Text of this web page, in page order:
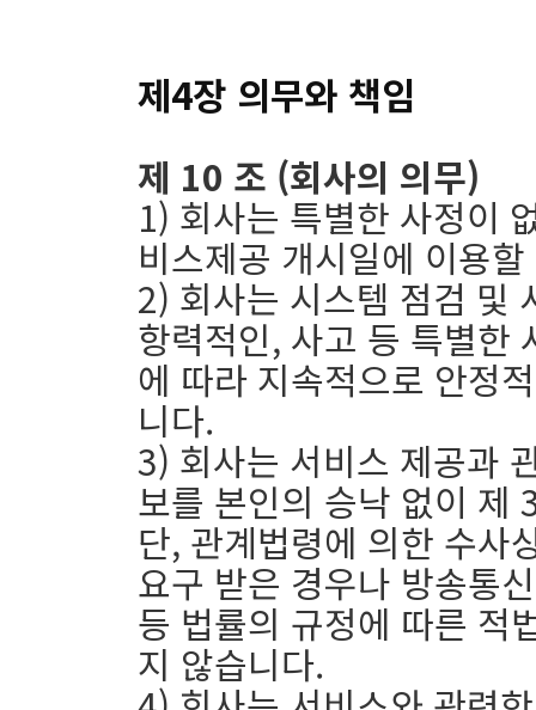
제4장 의무와 책임
제 10 조 (회사의 의무)
1) 회사는 특별한 사정이
비스제공 개시일에 이용
2) 회사는 시스템 점검 및
항력적인, 사고 등 특별한
에 따라 지속적으로 안정
니다.
3) 회사는 서비스 제공과
보를 본인의 승낙 없이 제
단, 관계법령에 의한 수사
요구 받은 경우나 방송통
등 법률의 규정에 따른 적
지 않습니다.